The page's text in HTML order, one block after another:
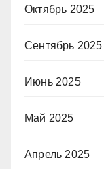
Октябрь 2025
Сентябрь 2025
Июнь 2025
Май 2025
Апрель 2025